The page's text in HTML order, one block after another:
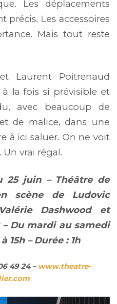
Les déplacements
précis. Les accessoires
Mais tout reste
Laurent Poitrenaud
la fois si prévisible et
avec beaucoup de
de malice, dans une
à ici saluer. On ne voit
vrai régal.
25 juin – Théâtre de
scène de Ludovic
Dashwood et
Du mardi au samedi
15h – Durée : 1h
49 24 – www.theatre-